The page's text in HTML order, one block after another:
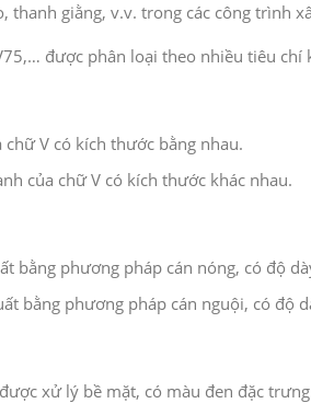
thanh giằng, v.v. trong các công trình
được phân loại theo nhiều tiêu chí
chữ V có kích thước bằng nhau.
của chữ V có kích thước khác nhau.
bằng phương pháp cán nóng, có độ
bằng phương pháp cán nguội, có độ
xử lý bề mặt, có màu đen đặc